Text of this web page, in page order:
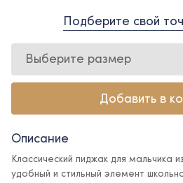
Подберите свой
Выберите размер
Добавить в
Описание
Классический пиджак для мальчика
удобный и стильный элемент